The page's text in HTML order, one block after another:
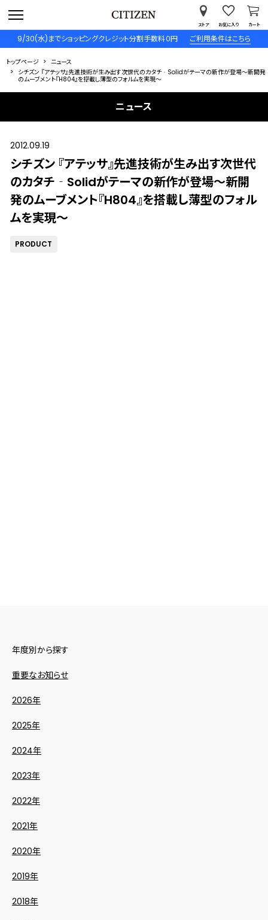
9/30(水)までショッピングクレジット分割手数料０円 ご利用条件はこちら
ストア お気に入り カート
トップページ
ニュース
シチズン 『アテッサ』先進技術が生み出す次世代のカタチ‐Solidがテーマの新作が登場～新開発
のムーブメント『H804』を搭載し薄型のフォルムを実現～
ニュース
2012.09.19
シチズン 『アテッサ』先進技術が生み出す次世代
のカタチ‐Solidがテーマの新作が登場～新開
発のムーブメント『H804』を搭載し薄型のフォル
ムを実現～
PRODUCT
年度別から探す
重要なお知らせ
2026年
2025年
2024年
2023年
2022年
2021年
2020年
2019年
2018年